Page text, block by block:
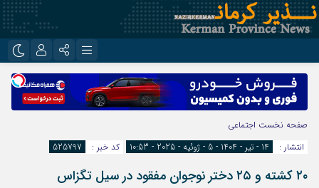
اینستاگرام
تلگرام
روبیکا
ایتا
نام کاربری یا نشانی ایمیل
رمز عبور
صفحه نخست اجتماعی
انتشار :
14 - تیر - 1404 - 5 - ژوئیه - 2025 - 10:53 کد خبر : 525797
۲۰ کشته و ۲۵ دختر نوجوان مفقود در سیل تگزاس